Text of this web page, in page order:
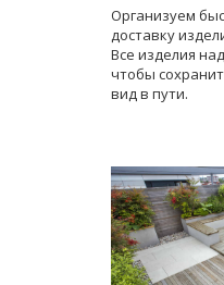
Организуем
доставку
Все изделия
чтобы
вид в пути.